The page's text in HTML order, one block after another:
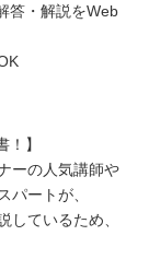
答・解説をWeb
】
ーの人気講師や
パートが、
しているため、